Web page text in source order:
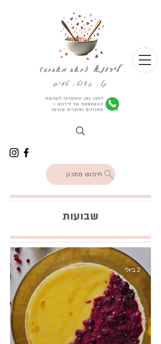
לירונא(באה מאהבה)
קל. פשוט. טעים
חיפוש מתכון
שבועות
2 ביולי